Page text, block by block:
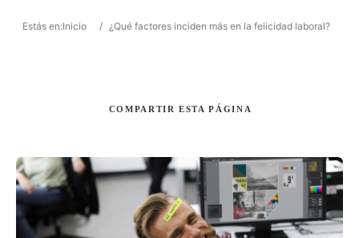
Estás en:Inicio / ¿Qué factores inciden más en la felicidad laboral?
COMPARTIR ESTA PÁGINA